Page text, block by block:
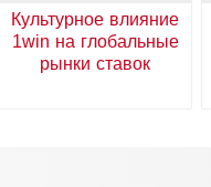
Культурное влияние
1win на глобальные
рынки ставок